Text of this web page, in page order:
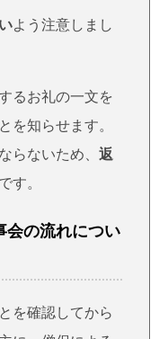
よう注意しまし
るお礼の一文を
を知らせます。
らないため、 返
す。
会の流れについ
を確認してから